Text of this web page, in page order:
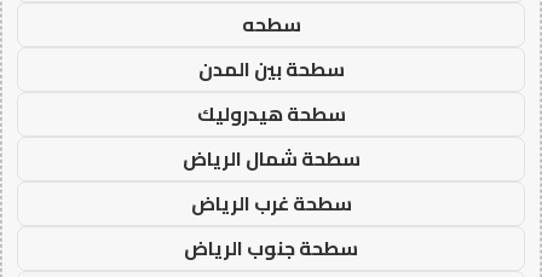
سطحه
سطحة بين المدن
سطحة هيدروليك
سطحة شمال الرياض
سطحة غرب الرياض
سطحة جنوب الرياض